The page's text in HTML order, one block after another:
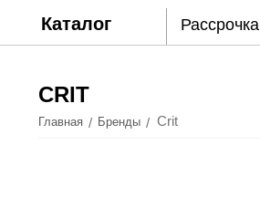
Каталог Рассрочка
CRIT
Главная / Бренды / Crit